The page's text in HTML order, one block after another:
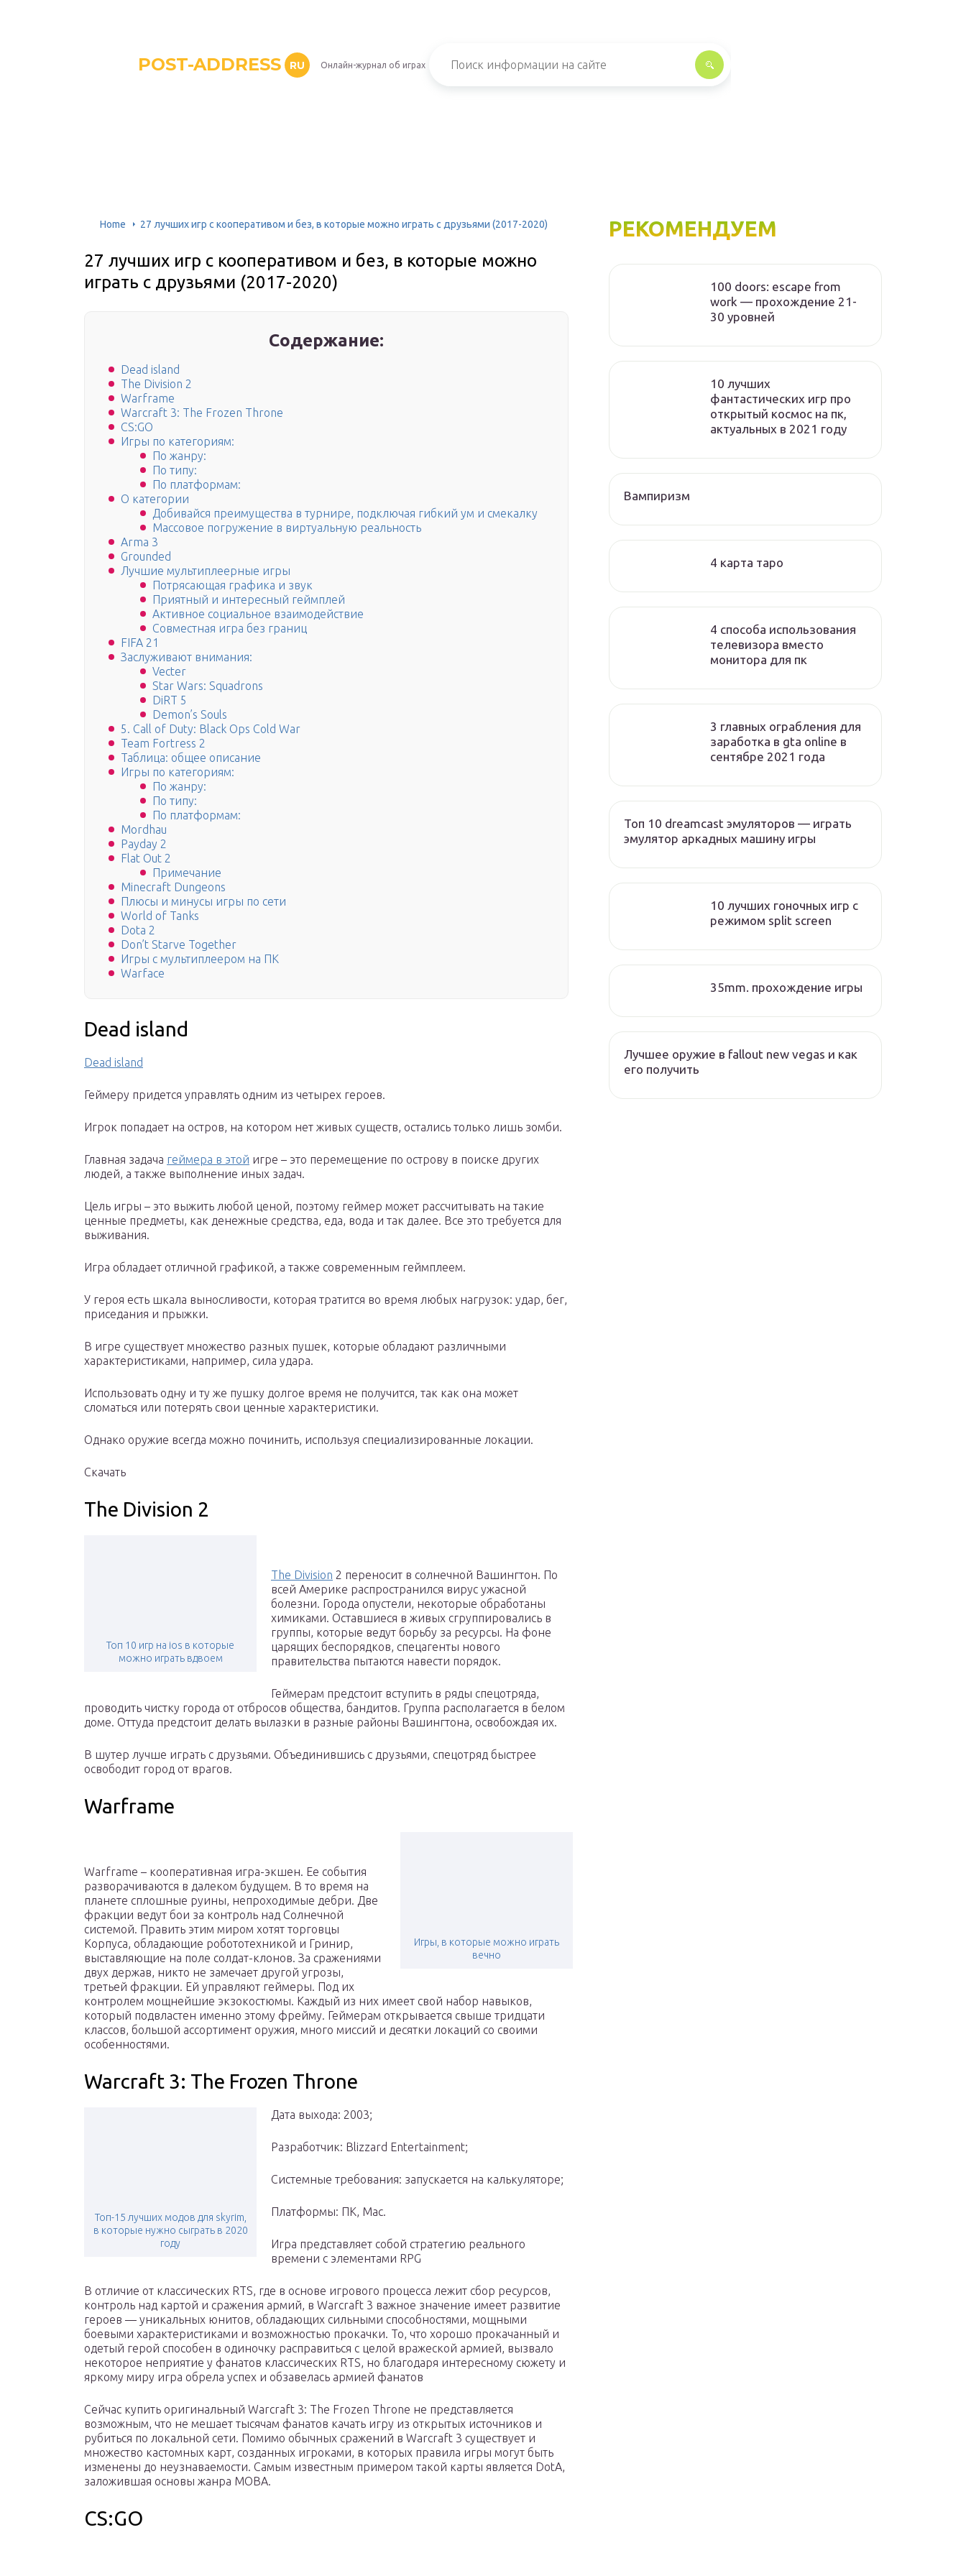
POST-ADDRESS RU Онлайн-журнал об играх
Home 27 лучших игр с кооперативом и без, в которые можно играть с друзьями (2017-2020)
27 лучших игр с кооперативом и без, в которые можно
играть с друзьями (2017-2020)
Содержание:
Dead island
The Division 2
Warframe
Warcraft 3: The Frozen Throne
CS:GO
Игры по категориям:
По жанру:
По типу:
По платформам:
О категории
Добивайся преимущества в турнире, подключая гибкий ум и смекалку
Массовое погружение в виртуальную реальность
Arma 3
Grounded
Лучшие мультиплеерные игры
Потрясающая графика и звук
Приятный и интересный геймплей
Активное социальное взаимодействие
Совместная игра без границ
FIFA 21
Заслуживают внимания:
Vecter
Star Wars: Squadrons
DiRT 5
Demon’s Souls
5. Call of Duty: Black Ops Cold War
Team Fortress 2
Таблица: общее описание
Игры по категориям:
По жанру:
По типу:
По платформам:
Mordhau
Payday 2
Flat Out 2
Примечание
Minecraft Dungeons
Плюсы и минусы игры по сети
World of Tanks
Dota 2
Don’t Starve Together
Игры с мультиплеером на ПК
Warface
Dead island
Dead island
Геймеру придется управлять одним из четырех героев.
Игрок попадает на остров, на котором нет живых существ, остались только лишь зомби.
Главная задача геймера в этой игре – это перемещение по острову в поиске других
людей, а также выполнение иных задач.
Цель игры – это выжить любой ценой, поэтому геймер может рассчитывать на такие
ценные предметы, как денежные средства, еда, вода и так далее. Все это требуется для
выживания.
Игра обладает отличной графикой, а также современным геймплеем.
У героя есть шкала выносливости, которая тратится во время любых нагрузок: удар, бег,
приседания и прыжки.
В игре существует множество разных пушек, которые обладают различными
характеристиками, например, сила удара.
Использовать одну и ту же пушку долгое время не получится, так как она может
сломаться или потерять свои ценные характеристики.
Однако оружие всегда можно починить, используя специализированные локации.
Скачать
The Division 2
Топ 10 игр на ios в которые
можно играть вдвоем
The Division 2 переносит в солнечной Вашингтон. По
всей Америке распространился вирус ужасной
болезни. Города опустели, некоторые обработаны
химиками. Оставшиеся в живых сгруппировались в
группы, которые ведут борьбу за ресурсы. На фоне
царящих беспорядков, спецагенты нового
правительства пытаются навести порядок.
Геймерам предстоит вступить в ряды спецотряда,
проводить чистку города от отбросов общества, бандитов. Группа располагается в белом
доме. Оттуда предстоит делать вылазки в разные районы Вашингтона, освобождая их.
В шутер лучше играть с друзьями. Объединившись с друзьями, спецотряд быстрее
освободит город от врагов.
Warframe
Игры, в которые можно играть
вечно
Warframe – кооперативная игра-экшен. Ее события
разворачиваются в далеком будущем. В то время на
планете сплошные руины, непроходимые дебри. Две
фракции ведут бои за контроль над Солнечной
системой. Править этим миром хотят торговцы
Корпуса, обладающие робототехникой и Гринир,
выставляющие на поле солдат-клонов. За сражениями
двух держав, никто не замечает другой угрозы,
третьей фракции. Ей управляют геймеры. Под их
контролем мощнейшие экзокостюмы. Каждый из них имеет свой набор навыков,
который подвластен именно этому фрейму. Геймерам открывается свыше тридцати
классов, большой ассортимент оружия, много миссий и десятки локаций со своими
особенностями.
Warcraft 3: The Frozen Throne
Топ-15 лучших модов для skyrim,
в которые нужно сыграть в 2020
году
Дата выхода: 2003;
Разработчик: Blizzard Entertainment;
Системные требования: запускается на калькуляторе;
Платформы: ПК, Mac.
Игра представляет собой стратегию реального
времени с элементами RPG
В отличие от классических RTS, где в основе игрового процесса лежит сбор ресурсов,
контроль над картой и сражения армий, в Warcraft 3 важное значение имеет развитие
героев — уникальных юнитов, обладающих сильными способностями, мощными
боевыми характеристиками и возможностью прокачки. То, что хорошо прокачанный и
одетый герой способен в одиночку расправиться с целой вражеской армией, вызвало
некоторое неприятие у фанатов классических RTS, но благодаря интересному сюжету и
яркому миру игра обрела успех и обзавелась армией фанатов
Сейчас купить оригинальный Warcraft 3: The Frozen Throne не представляется
возможным, что не мешает тысячам фанатов качать игру из открытых источников и
рубиться по локальной сети. Помимо обычных сражений в Warcraft 3 существует и
множество кастомных карт, созданных игроками, в которых правила игры могут быть
изменены до неузнаваемости. Самым известным примером такой карты является DotA,
заложившая основы жанра MOBA.
CS:GO
РЕКОМЕНДУЕМ
100 doors: escape from
work — прохождение 21-
30 уровней
10 лучших
фантастических игр про
открытый космос на пк,
актуальных в 2021 году
Вампиризм
4 карта таро
4 способа использования
телевизора вместо
монитора для пк
3 главных ограбления для
заработка в gta online в
сентябре 2021 года
Топ 10 dreamcast эмуляторов — играть
эмулятор аркадных машину игры
10 лучших гоночных игр c
режимом split screen
35mm. прохождение игры
Лучшее оружие в fallout new vegas и как
его получить